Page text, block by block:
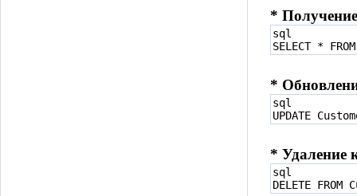
*
sql
SELECT *
*
sql
UPDATE
* Удаление
sql
DELETE